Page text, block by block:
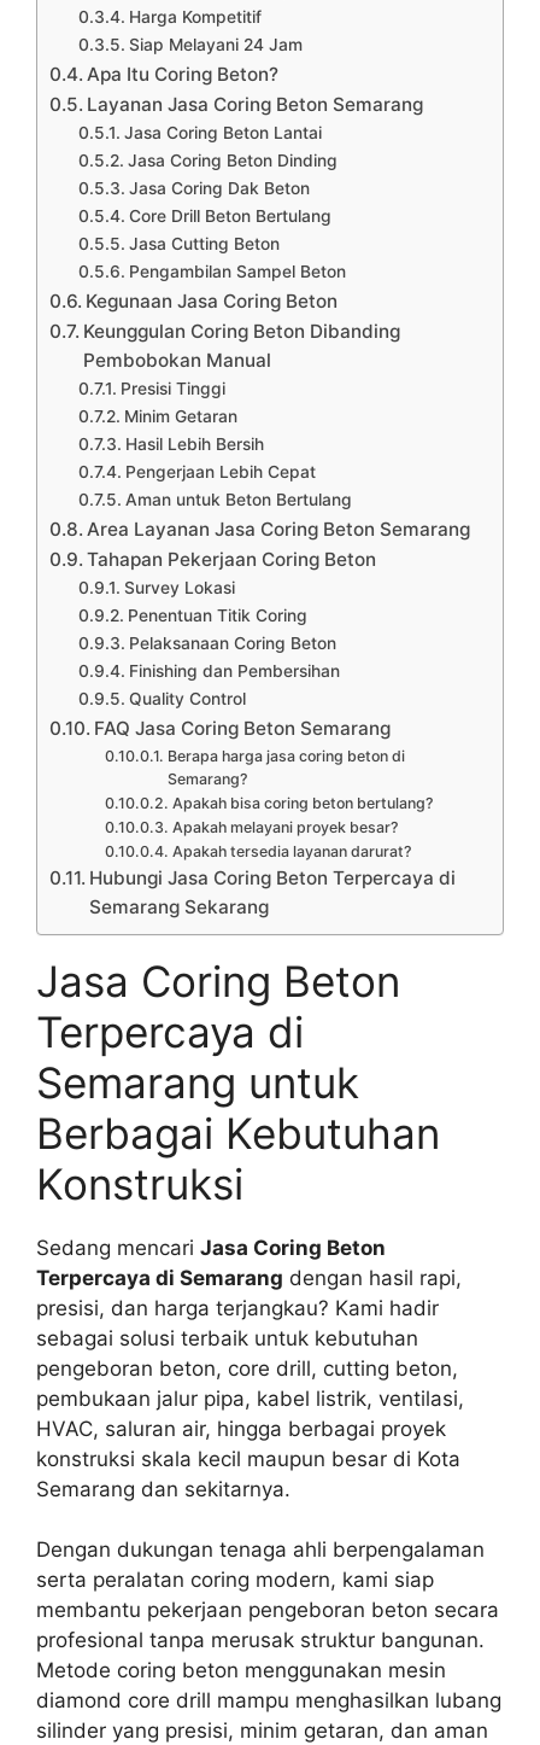
Harga Kompetitif
Siap Melayani 24 Jam
Apa Itu Coring Beton?
Layanan Jasa Coring Beton Semarang
Jasa Coring Beton Lantai
Jasa Coring Beton Dinding
Jasa Coring Dak Beton
Core Drill Beton Bertulang
Jasa Cutting Beton
Pengambilan Sampel Beton
Kegunaan Jasa Coring Beton
Keunggulan Coring Beton Dibanding
Pembobokan Manual
Presisi Tinggi
Minim Getaran
Hasil Lebih Bersih
Pengerjaan Lebih Cepat
Aman untuk Beton Bertulang
Area Layanan Jasa Coring Beton Semarang
Tahapan Pekerjaan Coring Beton
Survey Lokasi
Penentuan Titik Coring
Pelaksanaan Coring Beton
Finishing dan Pembersihan
Quality Control
FAQ Jasa Coring Beton Semarang
Berapa harga jasa coring beton di
Semarang?
Apakah bisa coring beton bertulang?
Apakah melayani proyek besar?
Apakah tersedia layanan darurat?
Hubungi Jasa Coring Beton Terpercaya di
Semarang Sekarang
Jasa Coring Beton
Terpercaya di
Semarang untuk
Berbagai Kebutuhan
Konstruksi
Sedang mencari Jasa Coring Beton
Terpercaya di Semarang dengan hasil rapi,
presisi, dan harga terjangkau? Kami hadir
sebagai solusi terbaik untuk kebutuhan
pengeboran beton, core drill, cutting beton,
pembukaan jalur pipa, kabel listrik, ventilasi,
HVAC, saluran air, hingga berbagai proyek
konstruksi skala kecil maupun besar di Kota
Semarang dan sekitarnya.
Dengan dukungan tenaga ahli berpengalaman
serta peralatan coring modern, kami siap
membantu pekerjaan pengeboran beton secara
profesional tanpa merusak struktur bangunan.
Metode coring beton menggunakan mesin
diamond core drill mampu menghasilkan lubang
silinder yang presisi, minim getaran, dan aman